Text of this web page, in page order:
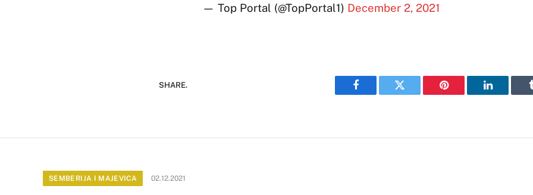
— Top Portal (@TopPortal1) December 2, 2021
SHARE.
Facebook Twitter Pinterest LinkedIn
SEMBERIJA I MAJEVICA 02.12.2021